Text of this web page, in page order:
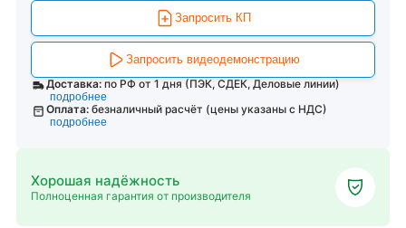
Запросить КП
Запросить видеодемонстрацию
Доставка: по РФ от 1 дня (ПЭК, СДЕК, Деловые линии)
подробнее
Оплата: безналичный расчёт (цены указаны с НДС)
подробнее
Хорошая надёжность
Полноценная гарантия от производителя